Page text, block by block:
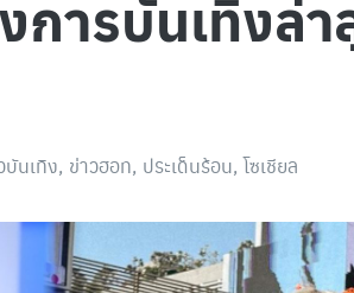
ารบันเทิงล่
บันเทิง, ข่าวฮอท, ประเด็นร้อน, โซเชียล